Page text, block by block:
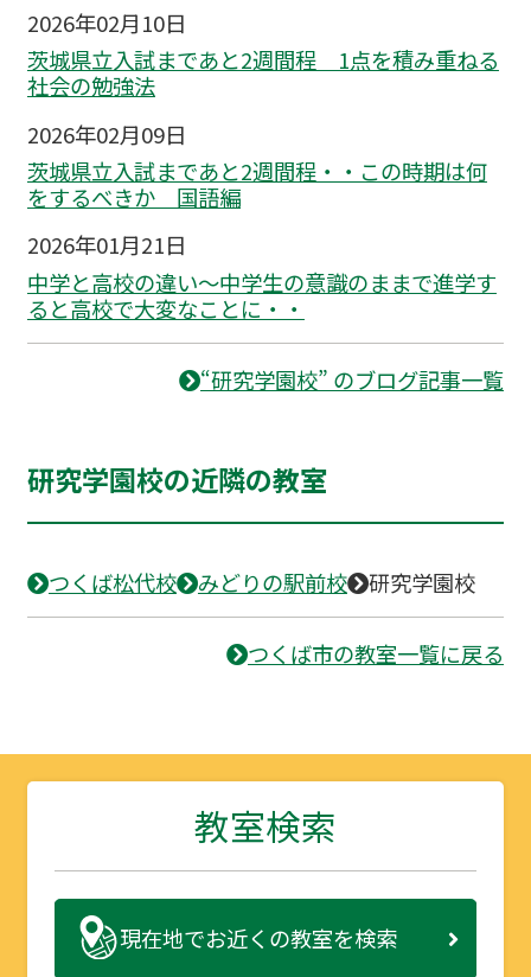
2026年02月10日
茨城県立入試まであと2週間程 1点を積み重ねる
社会の勉強法
2026年02月09日
茨城県立入試まであと2週間程・・この時期は何
をするべきか 国語編
2026年01月21日
中学と高校の違い～中学生の意識のままで進学す
ると高校で大変なことに・・
“研究学園校” のブログ記事一覧
研究学園校の近隣の教室
つくば松代校 みどりの駅前校 研究学園校
つくば市の教室一覧に戻る
教室検索
現在地でお近くの教室を検索